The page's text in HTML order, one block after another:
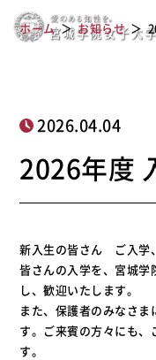
2026年度 入
ホーム お知らせ
2026.04.04
2026年度
新入生の皆さん ご入学
皆さんの入学を、宮城学
し、歓迎いたします。
また、保護者のみなさ
す。ご来賓の方々にも、
す。